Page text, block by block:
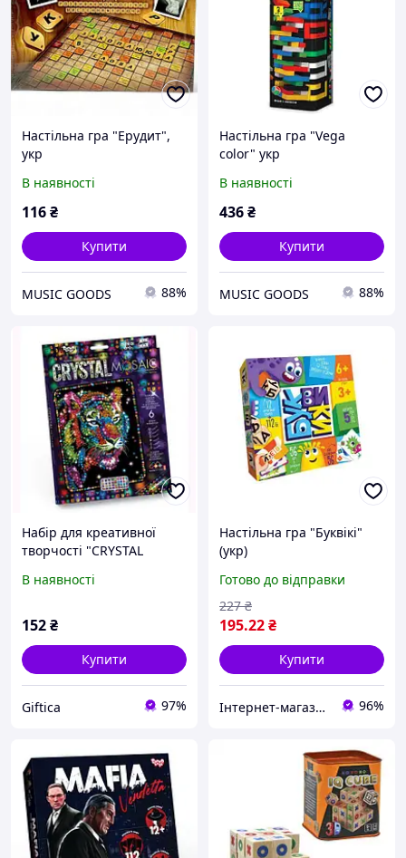
Настільна гра "Ерудит",
укр
В наявності
116₴
Купити
MUSIC GOODS 88%
Настільна гра "Vega
color" укр
В наявності
436₴
Купити
MUSIC GOODS 88%
Набір для креативної
творчості "CRYSTAL
В наявності
152₴
Купити
Giftica 97%
Настільна гра "Буквікі"
(укр)
Готово до відправки
195.22₴
227 ₴
Купити
Інтернет-магазин "NOWA" - товари для всієї родини! 96%